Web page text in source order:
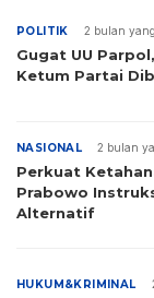
POLITIK 2 bulan
Gugat UU
Ketum Partai
NASIONAL 2 bulan
Perkuat
Prabowo
Alternatif
HUKUM&KRIMINAL